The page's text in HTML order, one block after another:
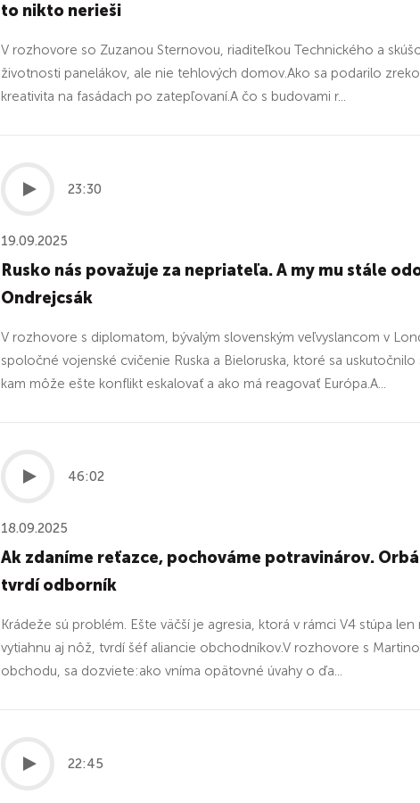
to nikto nerieši
V rozhovore so Zuzanou Sternovou, riaditeľkou Technického a
životnosti panelákov, ale nie tehlových domov.Ako sa podarilo
kreativita na fasádach po zatepľovaní.A čo s budovami r...
23:30
19.09.2025
Rusko nás považuje za nepriateľa. A my mu stále
Ondrejcsák
V rozhovore s diplomatom, bývalým slovenským veľvyslancom v
spoločné vojenské cvičenie Ruska a Bieloruska, ktoré sa
kam môže ešte konflikt eskalovať a ako má reagovať Európa.A...
46:02
18.09.2025
Ak zdaníme reťazce, pochováme potravinárov.
tvrdí odborník
Krádeže sú problém. Ešte väčší je agresia, ktorá v rámci V4 stúpa
vytiahnu aj nôž, tvrdí šéf aliancie obchodníkov.V rozhovore s
obchodu, sa dozviete:ako vníma opätovné úvahy o ďa...
22:45